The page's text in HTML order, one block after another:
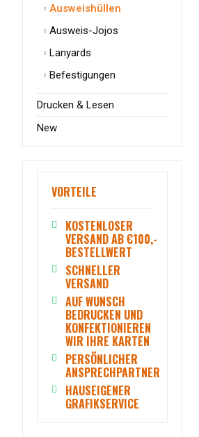
Ausweishüllen
Ausweis-Jojos
Lanyards
Befestigungen
Drucken & Lesen
New
VORTEILE
KOSTENLOSER
VERSAND AB €100,-
BESTELLWERT
SCHNELLER
VERSAND
AUF WUNSCH
BEDRUCKEN UND
KONFEKTIONIEREN
WIR IHRE KARTEN
PERSÖNLICHER
ANSPRECHPARTNER
HAUSEIGENER
GRAFIKSERVICE